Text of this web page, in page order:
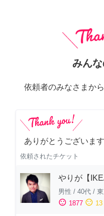
みん
依頼者のみなさまか
ありがとうございます
依頼されたチケット
やりが【
男性 / 40代 /
sentiment_satisfied 1877 sentiment_neutral 13